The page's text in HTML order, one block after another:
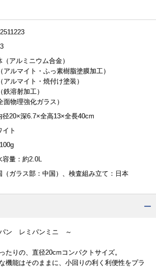
（アルミニウム合金）
アルマイト・ふっ素樹脂塗膜加工）
アルマイト・焼付け塗装）
鉄溶射加工）
面物理強化ガラス）
径20×深6.7×全高13×全長40cm
イト
容量：約2.0L
（ガラス部：中国）、検査組み立て：日本
ン レミパンミニ ～
たりの、直径20cmコンパクトサイズ。
機能はそのままに、小回りの利く利便性をプラ